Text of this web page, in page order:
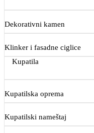
Dekorativni kamen
Klinker i fasadne ciglice
Kupatila
Kupatilska oprema
Kupatilski nameštaj